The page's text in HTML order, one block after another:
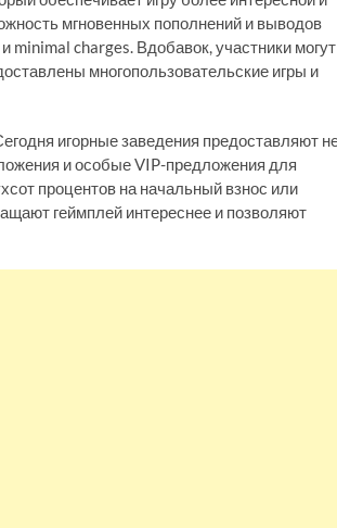
мгновенных пополнений и выводов
minimal charges. Вдобавок, участники могут
многопользовательские игры и
игорные заведения предоставляют
и особые VIP-предложения для
процентов на начальный взнос или
геймплей интереснее и позволяют